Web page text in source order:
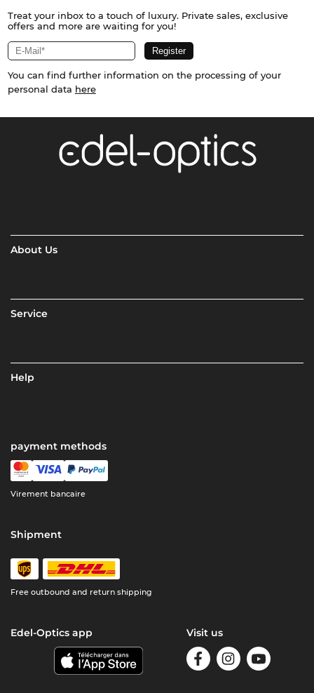
Treat your inbox to a touch of luxury. Private sales, exclusive
offers and more are waiting for you!
You can find further information on the processing of your
personal data here
About Us
Service
Help
payment methods
Virement bancaire
Shipment
Free outbound and return shipping
Edel-Optics app Visit us